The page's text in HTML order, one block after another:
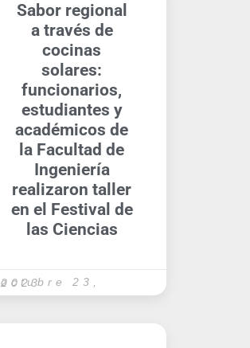
Sabor regional
a través de
cocinas
solares:
funcionarios,
estudiantes y
académicos de
la Facultad de
Ingeniería
realizaron taller
en el Festival de
las Ciencias
octubre 23, 2023